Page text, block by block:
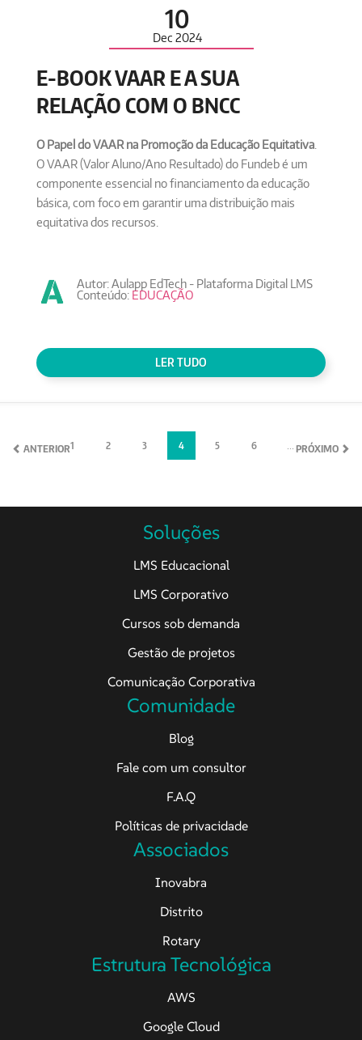
10
Dec 2024
E-BOOK VAAR E A SUA
RELAÇÃO COM O BNCC
O Papel do VAAR na Promoção da Educação Equitativa
O VAAR (Valor Aluno/Ano Resultado) do Fundeb é um
componente essencial no financiamento da educação
básica, com foco em garantir uma distribuição mais
equitativa dos recursos.
Autor: Aulapp EdTech - Plataforma Digital LMS
Conteúdo: EDUCAÇÃO
LER TUDO
1 2 3 4 5 6
ANTERIOR PRÓXIMO
Soluções
LMS Educacional
LMS Corporativo
Cursos sob demanda
Gestão de projetos
Comunicação Corporativa
Comunidade
Blog
Fale com um consultor
F.A.Q
Políticas de privacidade
Associados
Inovabra
Distrito
Rotary
Estrutura Tecnológica
AWS
Google Cloud